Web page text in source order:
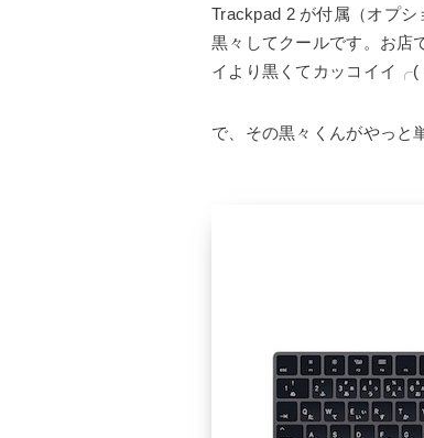
Trackpad 2 が付属（オプシ
黒々してクールです。お店
で、その黒々くんがやっと